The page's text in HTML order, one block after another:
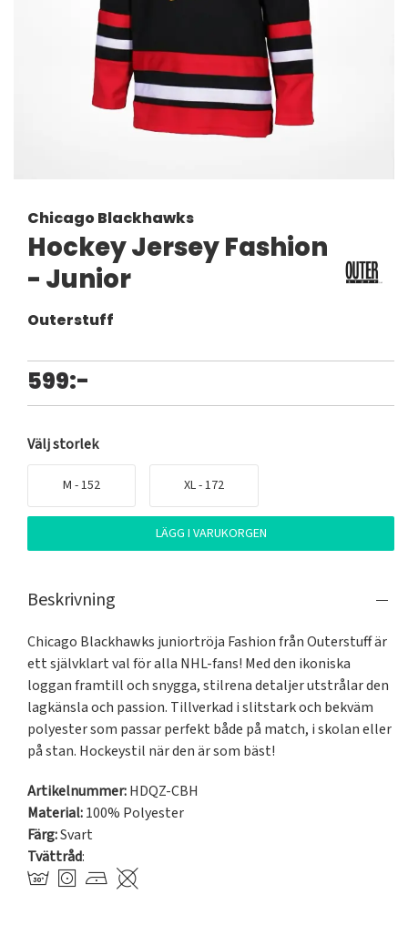
Chicago Blackhawks
Hockey Jersey Fashion
- Junior
Outerstuff
599:-
Välj storlek
M - 152 XL - 172
LÄGG I VARUKORGEN
Beskrivning
Chicago Blackhawks juniortröja Fashion från Outerstuff är
ett självklart val för alla NHL-fans! Med den ikoniska
loggan framtill och snygga, stilrena detaljer utstrålar den
lagkänsla och passion. Tillverkad i slitstark och bekväm
polyester som passar perfekt både på match, i skolan eller
på stan. Hockeystil när den är som bäst!
Artikelnummer:HDQZ-CBH
Material:100% Polyester
Färg:Svart
Tvättråd: